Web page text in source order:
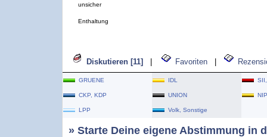
unsicher
Enthaltung
Diskutieren [11] Favoriten
GRUENE IDL
CKP, KDP UNION NIP
LPP Volk, Sonstige
» Starte Deine eigene Abstimmung in